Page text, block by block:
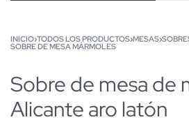
INICIO›TODOS LOS PRODUCTOS›MESAS›
SOBRE DE MESA MÁRMOLES
Sobre de mesa de
Alicante aro latón